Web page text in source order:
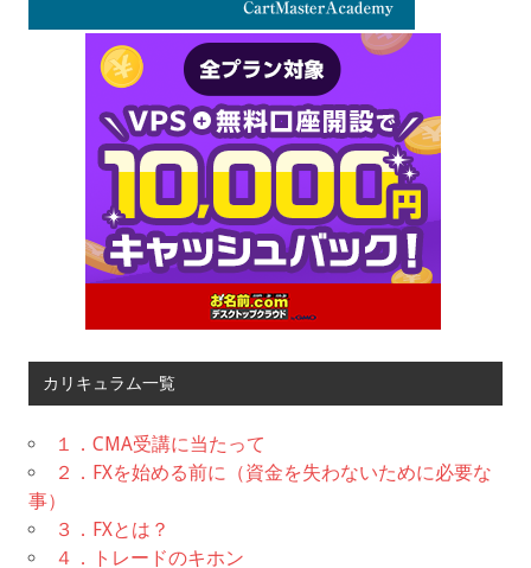
カリキュラム一覧
１．CMA受講に当たって
２．FXを始める前に（資金を失わないために必要な
事）
３．FXとは？
４．トレードのキホン